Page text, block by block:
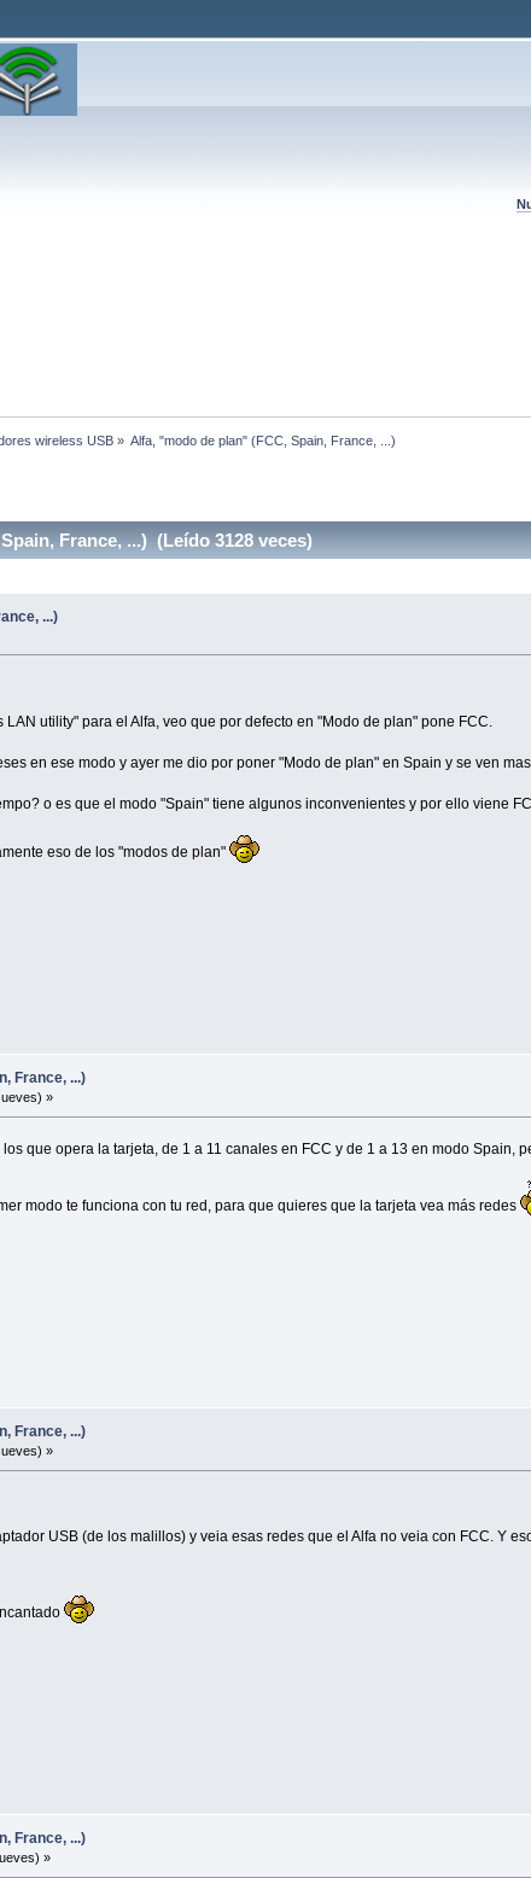
wireless USB» Alfa, "modo de plan" (FCC, Spain, France, ...)
France, ...) (Leído 3128 veces)
...)
utility" para el Alfa, veo que por defecto en "Modo de plan" pone FCC.
en ese modo y ayer me dio por poner "Modo de plan" en Spain y se ven
o es que el modo "Spain" tiene algunos inconvenientes y por ello viene
eso de los "modos de plan"
France, ...)
»
que opera la tarjeta, de 1 a 11 canales en FCC y de 1 a 13 en modo Spain,
modo te funciona con tu red, para que quieres que la tarjeta vea más redes
France, ...)
»
USB (de los malillos) y veia esas redes que el Alfa no veia con FCC. Y
France, ...)
»